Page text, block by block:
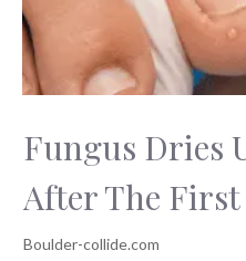
Fungus Dries
After The First